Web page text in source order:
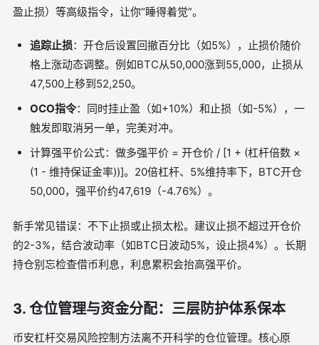
盈止损）等高级指令，让你“睡得着觉”。
追踪止损：开仓后设置回撤百分比（如5%），止损价随价
格上涨动态调整。例如BTC从50,000涨到55,000，止损从
47,500上移到52,250。
OCO指令：同时挂止盈（如+10%）和止损（如-5%），一
触发即取消另一单，完美对冲。
计算强平价公式：做多强平价 = 开仓价 / [1 + (杠杆倍数 ×
(1 - 维持保证金率))]。20倍杠杆、5%维持率下，BTC开仓
50,000，强平价约47,619（-4.76%）。
新手常见错误：不下止损或止损太松。建议止损不超过开仓价
的2-3%，结合波动率（如BTC日波动5%，设止损4%）。长期
持仓别忘检查借币利息，利息累积会抬高强平价。
3. 仓位管理与资金分配：三层防护体系保本
币安杠杆交易风险控制方法离不开科学的仓位管理。核心原